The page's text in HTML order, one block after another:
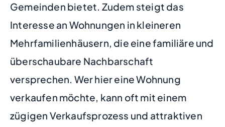
Gemeinden bietet. Zudem steigt das
Interesse an Wohnungen in kleineren
Mehrfamilienhäusern, die eine familiäre und
überschaubare Nachbarschaft
versprechen. Wer hier eine Wohnung
verkaufen möchte, kann oft mit einem
zügigen Verkaufsprozess und attraktiven